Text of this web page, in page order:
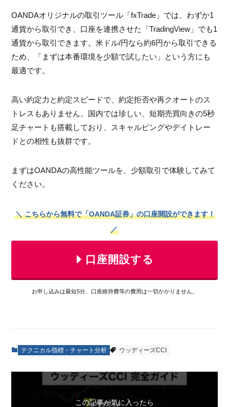
OANDAオリジナルの取引ツール「fxTrade」では、わずか1
通貨から取引でき、口座を連携させた「TradingView」でも1
通貨から取引できます。米ドル/円なら約6円から取引できる
ため、「まずは本番環境を少額で試したい」という方にも
最適です。
高い約定力と約定スピードで、約定拒否や再クオートのス
トレスもありません。国内では珍しい、短期売買向きの5秒
足チャートも搭載しており、スキャルピングやデイトレー
ドとの相性も抜群です。
まずはOANDAの高性能ツールを、少額取引で体験してみて
ください。
＼ こちらから無料で「OANDA証券」の口座開設ができます！
／
口座開設する
お申し込みは最短5分、口座維持費等の費用は一切かかりません。
テクニカル指標・チャート分析 ウッディーズCCI
この記事が気に入ったら